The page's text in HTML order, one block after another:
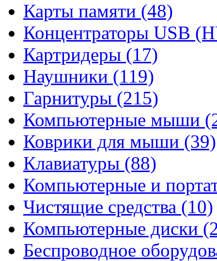
Карты памяти (48)
Концентраторы USB
Картридеры (17)
Наушники (119)
Гарнитуры (215)
Компьютерные мыши
Коврики для мыши (39)
Клавиатуры (88)
Компьютерные и
Чистящие средства (10)
Компьютерные диски
Беспроводное